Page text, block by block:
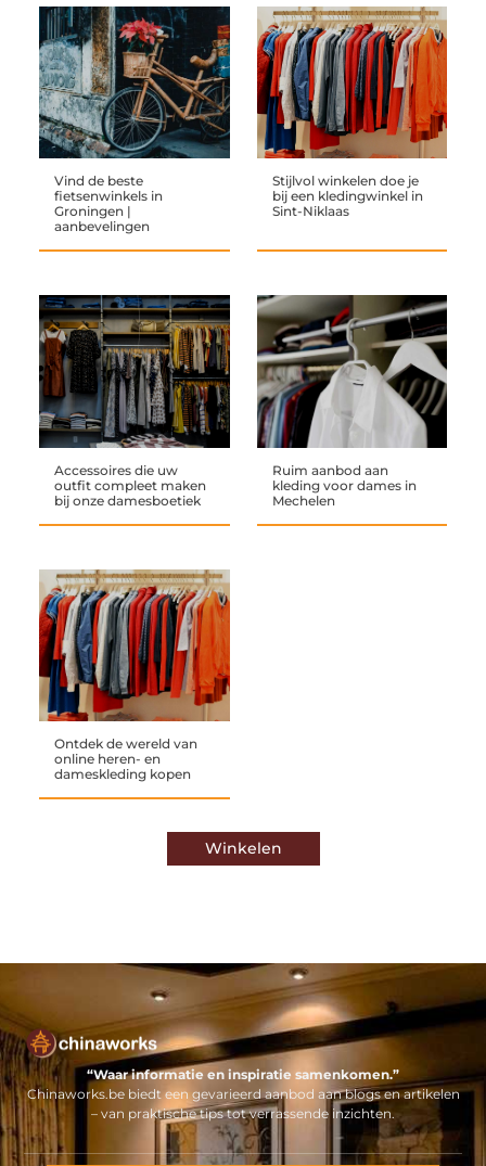
Vind de beste
fietsenwinkels in
Groningen |
aanbevelingen
Stijlvol winkelen doe je
bij een kledingwinkel in
Sint-Niklaas
Accessoires die uw
outfit compleet maken
bij onze damesboetiek
Ruim aanbod aan
kleding voor dames in
Mechelen
Ontdek de wereld van
online heren- en
dameskleding kopen
Winkelen
“Waar informatie en inspiratie samenkomen.”
Chinaworks.be biedt een gevarieerd aanbod aan blogs en artikelen
– van praktische tips tot verrassende inzichten.